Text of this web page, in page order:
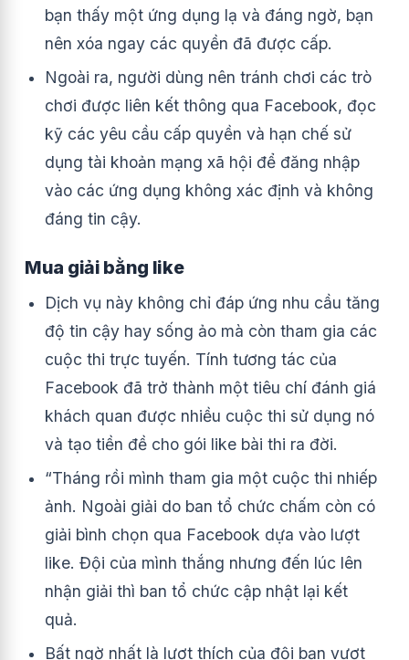
bạn thấy một ứng dụng lạ và đáng ngờ, bạn
nên xóa ngay các quyền đã được cấp.
Ngoài ra, người dùng nên tránh chơi các trò
chơi được liên kết thông qua Facebook, đọc
kỹ các yêu cầu cấp quyền và hạn chế sử
dụng tài khoản mạng xã hội để đăng nhập
vào các ứng dụng không xác định và không
đáng tin cậy.
Mua giải bằng like
Dịch vụ này không chỉ đáp ứng nhu cầu tăng
độ tin cậy hay sống ảo mà còn tham gia các
cuộc thi trực tuyến. Tính tương tác của
Facebook đã trở thành một tiêu chí đánh giá
khách quan được nhiều cuộc thi sử dụng nó
và tạo tiền đề cho gói like bài thi ra đời.
“Tháng rồi mình tham gia một cuộc thi nhiếp
ảnh. Ngoài giải do ban tổ chức chấm còn có
giải bình chọn qua Facebook dựa vào lượt
like. Đội của mình thắng nhưng đến lúc lên
nhận giải thì ban tổ chức cập nhật lại kết
quả.
Bất ngờ nhất là lượt thích của đội bạn vượt